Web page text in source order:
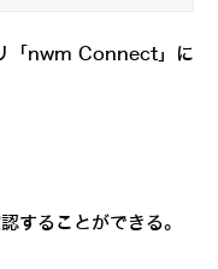
「nwm Connect」に
することができる。